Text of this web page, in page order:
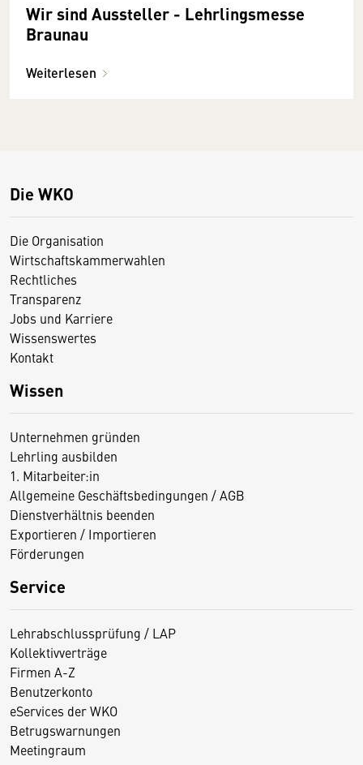
Wir sind Aussteller - Lehrlingsmesse
Braunau
Weiterlesen
Die WKO
Die Organisation
Wirtschaftskammerwahlen
Rechtliches
Transparenz
Jobs und Karriere
Wissenswertes
Kontakt
Wissen
Unternehmen gründen
Lehrling ausbilden
1. Mitarbeiter:in
Allgemeine Geschäftsbedingungen / AGB
Dienstverhältnis beenden
Exportieren / Importieren
Förderungen
Service
Lehrabschlussprüfung / LAP
Kollektivverträge
Firmen A-Z
Benutzerkonto
eServices der WKO
Betrugswarnungen
Meetingraum